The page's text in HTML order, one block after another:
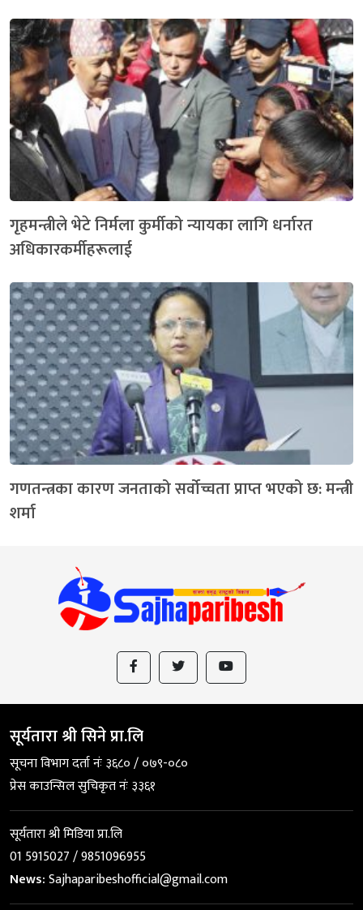
गृहमन्त्रीले भेटे निर्मला कुर्मीको न्यायका लागि धर्नारत
अधिकारकर्मीहरूलाई
गणतन्त्रका कारण जनताको सर्वोच्चता प्राप्त भएको छ: मन्त्री
शर्मा
सूर्यतारा श्री सिने प्रा.लि
सूचना विभाग दर्ता नंः ३६८० / ०७९-०८०
प्रेस काउन्सिल सुचिकृत नंः ३३६१
सूर्यतारा श्री मिडिया प्रा.लि
01 5915027 / 9851096955
News:Sajhaparibeshofficial@gmail.com